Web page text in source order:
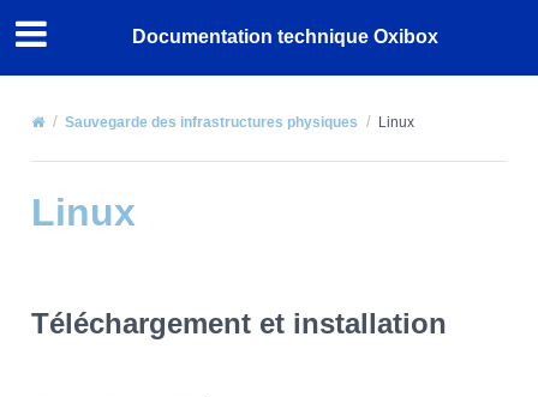
Documentation technique Oxibox
Sauvegarde des infrastructures physiques Linux
Linux
Téléchargement et installation